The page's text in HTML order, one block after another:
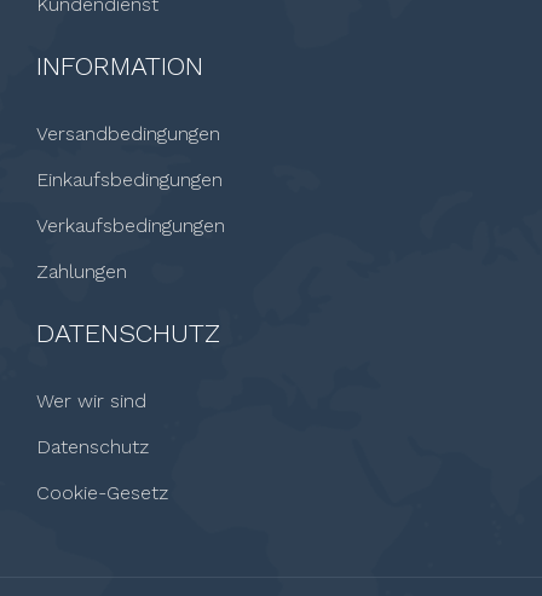
INFORMATION
Versandbedingungen
Einkaufsbedingungen
Verkaufsbedingungen
Zahlungen
DATENSCHUTZ
Wer wir sind
Datenschutz
Cookie-Gesetz